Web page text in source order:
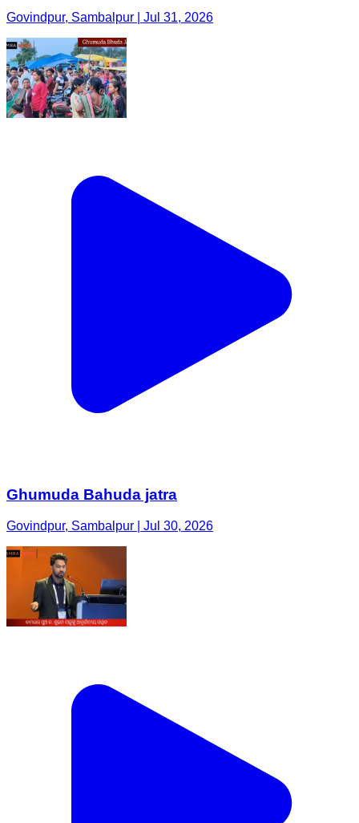
Govindpur, Sambalpur | Jul 31, 2026
Ghumuda Bahuda jatra
Govindpur, Sambalpur | Jul 30, 2026